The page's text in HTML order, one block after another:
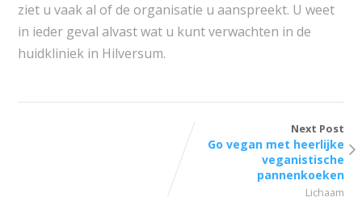
ziet u vaak al of de organisatie u aanspreekt. U weet
in ieder geval alvast wat u kunt verwachten in de
huidkliniek in Hilversum.
Next Post
Go vegan met heerlijke
veganistische
pannenkoeken
Lichaam